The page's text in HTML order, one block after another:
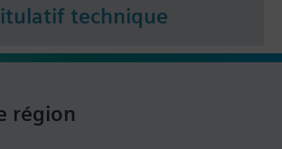
technique
région